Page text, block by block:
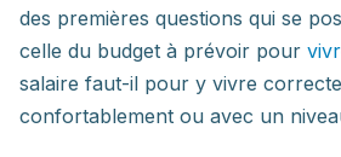
des premières questions qui se
celle du budget à prévoir pour
salaire faut-il pour y vivre
confortablement ou avec un